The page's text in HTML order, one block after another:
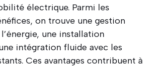
électrique. Parmi les
on trouve une gestion
une installation
intégration fluide avec les
Ces avantages contribuent à